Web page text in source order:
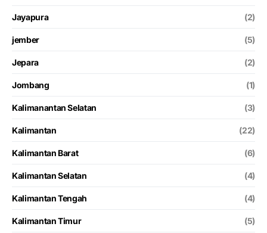
Jayapura (2)
jember (5)
Jepara (2)
Jombang (1)
Kalimanantan Selatan (3)
Kalimantan (22)
Kalimantan Barat (6)
Kalimantan Selatan (4)
Kalimantan Tengah (4)
Kalimantan Timur (5)